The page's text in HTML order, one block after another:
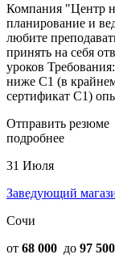
Компания "Центр
планирование и
любите
принять на себя
уроков
ниже С1 (в
сертификат C1)
Отправить резюме
подробнее
31 Июля
Заведующий
Сочи
от 68 000 до 97 500